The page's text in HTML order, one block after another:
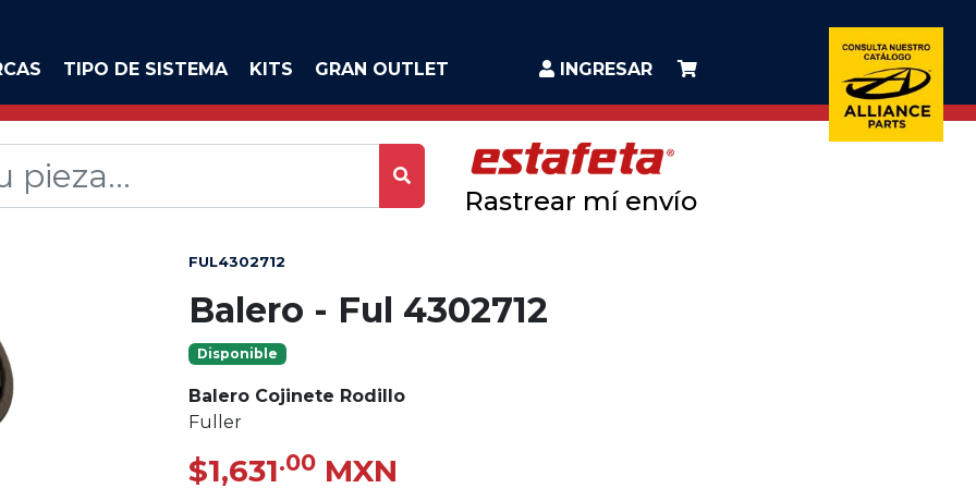
TIPO DE SISTEMA KITS GRAN OUTLET INGRESAR
Rastrear mí envío
FUL4302712
Balero - Ful 4302712
Disponible
Balero Cojinete Rodillo
Fuller
$1,631.00 MXN